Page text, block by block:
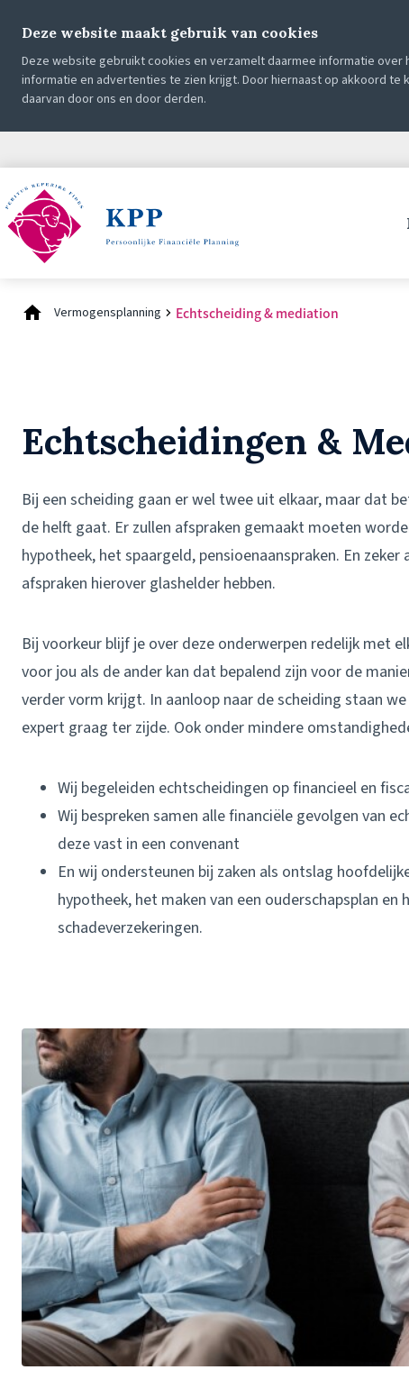
Deze website maakt gebruik van cookies
Deze website gebruikt cookies en verzamelt daarmee informatie
informatie en advertenties te zien krijgt. Door hiernaast op akkoord te
daarvan door ons en door derden.
Vermogensplanning Echtscheiding & mediation
Echtscheidingen &
Bij een scheiding gaan er wel twee uit elkaar, maar dat
de helft gaat. Er zullen afspraken gemaakt moeten
hypotheek, het spaargeld, pensioenaanspraken. En zeker
afspraken hierover glashelder hebben.
Bij voorkeur blijf je over deze onderwerpen redelijk met
voor jou als de ander kan dat bepalend zijn voor de
verder vorm krijgt. In aanloop naar de scheiding staan
expert graag ter zijde. Ook onder mindere
Wij begeleiden echtscheidingen op financieel en
Wij bespreken samen alle financiële gevolgen van
deze vast in een convenant
En wij ondersteunen bij zaken als ontslag
hypotheek, het maken van een ouderschapsplan en
schadeverzekeringen.